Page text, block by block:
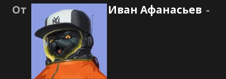
От Иван Афанасьев -